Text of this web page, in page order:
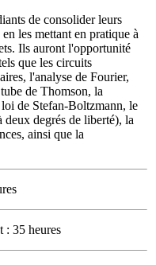
de consolider leurs
les mettant en pratique à
Ils auront l'opportunité
que les circuits
l'analyse de Fourier,
de Thomson, la
de Stefan-Boltzmann, le
degrés de liberté), la
ainsi que la
: 35 heures